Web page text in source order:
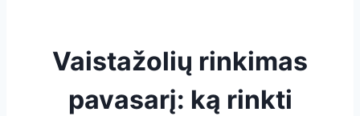
Vaistažolių rinkimas
pavasarį: ką rinkti